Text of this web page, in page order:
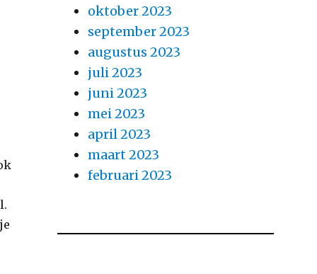
oktober 2023
september 2023
augustus 2023
juli 2023
juni 2023
mei 2023
april 2023
maart 2023
februari 2023